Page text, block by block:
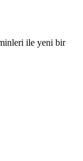
ile yeni bir